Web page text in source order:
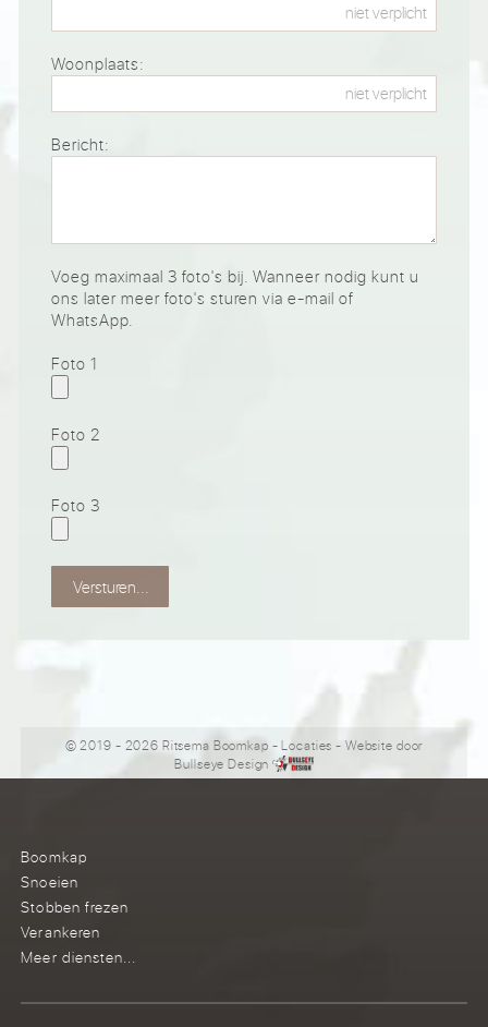
Woonplaats:
Bericht:
Voeg maximaal 3 foto's bij. Wanneer nodig kunt u
ons later meer foto's sturen via e-mail of
WhatsApp.
Foto 1
Foto 2
Foto 3
Versturen...
© 2019 - 2026 Ritsema Boomkap -Locaties - Website door
Bullseye Design
Boomkap
Snoeien
Stobben frezen
Verankeren
Meer diensten...